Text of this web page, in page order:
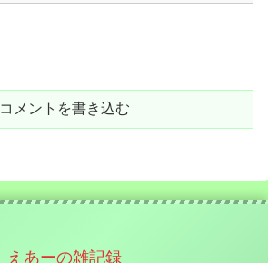
コメントを書き込む
えあーの雑記録